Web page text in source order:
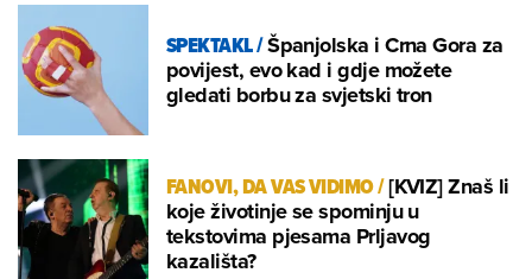
SPEKTAKL/Španjolska i Crna Gora za
povijest, evo kad i gdje možete
gledati borbu za svjetski tron
FANOVI, DA VAS VIDIMO/[KVIZ] Znaš li
koje životinje se spominju u
tekstovima pjesama Prljavog
kazališta?